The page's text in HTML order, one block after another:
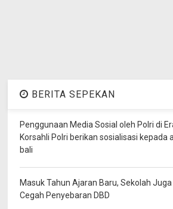
BERITA SEPEKAN
Penggunaan Media Sosial oleh Polri di
Korsahli Polri berikan sosialisasi kepada
bali
Masuk Tahun Ajaran Baru, Sekolah
Cegah Penyebaran DBD